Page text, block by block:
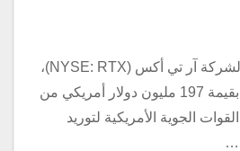
أعلنت ريثيون، التابعة لشركة آر تي أكس (NYSE: RTX)،
عن حصولها على عقد بقيمة 197 مليون دولار أمريكي من
الجوية الأمريكية لتوريد